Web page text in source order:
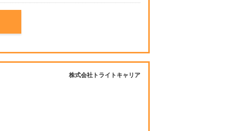
株式会社トライトキャリア